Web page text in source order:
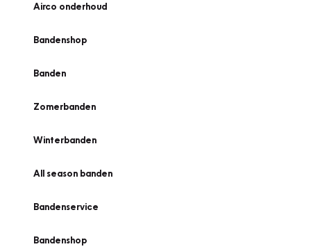
Airco onderhoud
Bandenshop
Banden
Zomerbanden
Winterbanden
All season banden
Bandenservice
Bandenshop